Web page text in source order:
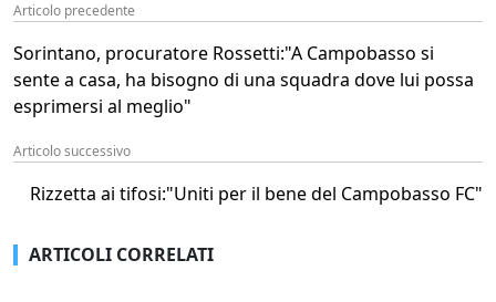
Articolo precedente
Sorintano, procuratore Rossetti:"A Campobasso si
sente a casa, ha bisogno di una squadra dove lui possa
esprimersi al meglio"
Articolo successivo
Rizzetta ai tifosi:"Uniti per il bene del Campobasso FC"
ARTICOLI CORRELATI